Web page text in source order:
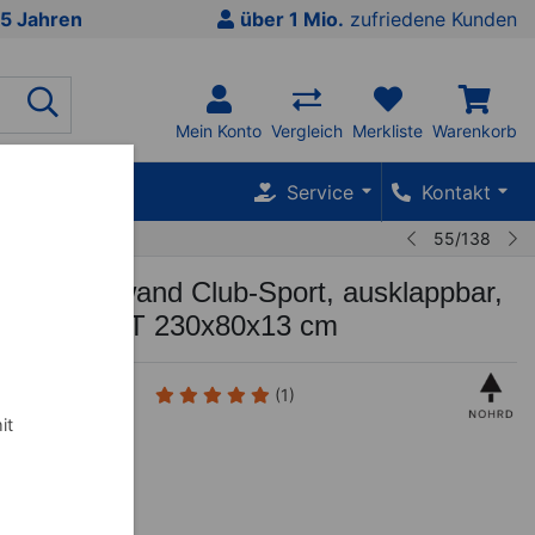
Jahren über 1 Mio. zufriedene Kunden
Mein Konto Vergleich Merkliste Warenkorb
Service Kontakt
55/138
Club-Sport, ausklappbar,
HxBxT 230x80x13 cm
(1)